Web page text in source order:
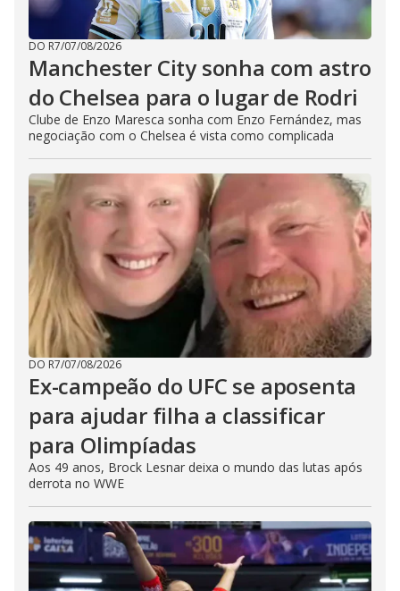
DO R7/07/08/2026
Manchester City sonha com astro
do Chelsea para o lugar de Rodri
Clube de Enzo Maresca sonha com Enzo Fernández, mas
negociação com o Chelsea é vista como complicada
DO R7/07/08/2026
Ex-campeão do UFC se aposenta
para ajudar filha a classificar
para Olimpíadas
Aos 49 anos, Brock Lesnar deixa o mundo das lutas após
derrota no WWE